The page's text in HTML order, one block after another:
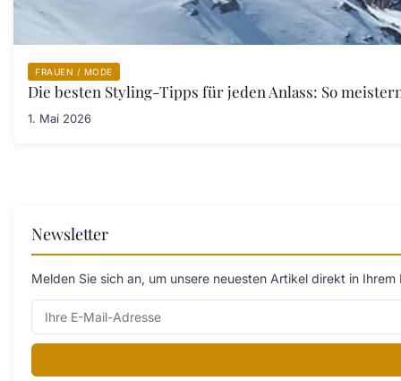
FRAUEN / MODE
Die besten Styling-Tipps für jeden Anlass: So
1. Mai 2026
Newsletter
Melden Sie sich an, um unsere neuesten Artikel direkt in